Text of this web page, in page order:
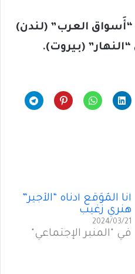
العرب” (لندن)
(بيروت).
أَنا المُوَقِّع أَدناه “الأَجير”
هنري زغيب
2024/03/21
في "المنبر الإجتماعي"